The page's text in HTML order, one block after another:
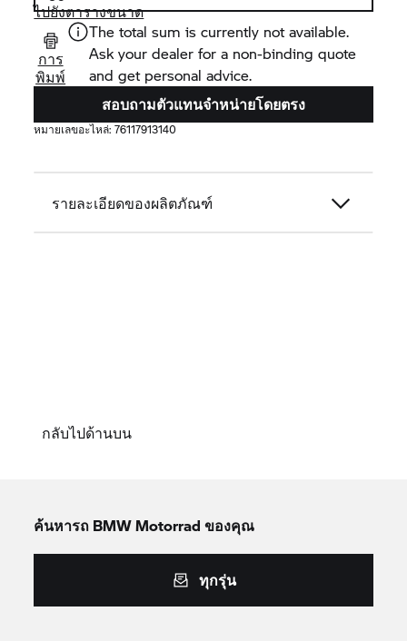
ไปยังตารางขนาด
การ
พิมพ์
The total sum is currently not available.
Ask your dealer for a non-binding quote
and get personal advice.
สอบถามตัวแทนจำหน่ายโดยตรง
หมายเลขอะไหล่:76117913140
รายละเอียดของผลิตภัณฑ์
กลับไปด้านบน
ค้นหารถ BMW Motorrad ของคุณ
ทุกรุ่น